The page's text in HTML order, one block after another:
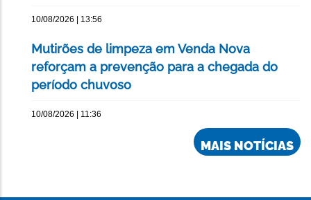
10/08/2026 | 13:56
Mutirões de limpeza em Venda Nova
reforçam a prevenção para a chegada do
período chuvoso
10/08/2026 | 11:36
MAIS NOTÍCIAS